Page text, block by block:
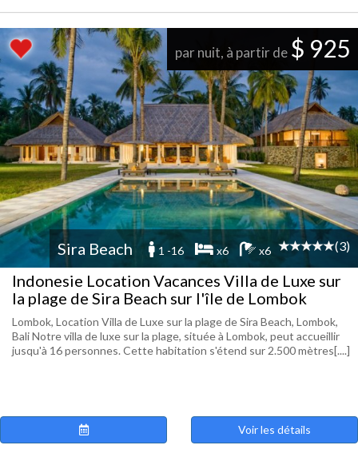
par nuit, à partir de $ 925
Sira Beach 1 -16 x6 x6 (3)
Indonesie Location Vacances Villa de Luxe sur
la plage de Sira Beach sur l'île de Lombok
Lombok, Location Villa de Luxe sur la plage de Sira Beach, Lombok,
Bali Notre villa de luxe sur la plage, située à Lombok, peut accueillir
jusqu'à 16 personnes. Cette habitation s'étend sur 2.500 mètres[....]
Voir les détails